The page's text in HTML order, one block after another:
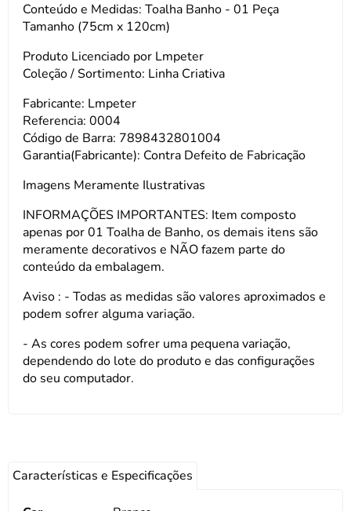
Conteúdo e Medidas: Toalha Banho - 01 Peça
Tamanho (75cm x 120cm)
Produto Licenciado por Lmpeter
Coleção / Sortimento: Linha Criativa
Fabricante: Lmpeter
Referencia: 0004
Código de Barra: 7898432801004
Garantia(Fabricante): Contra Defeito de Fabricação
Imagens Meramente Ilustrativas
INFORMAÇÕES IMPORTANTES: Item composto
apenas por 01 Toalha de Banho, os demais itens são
meramente decorativos e NÃO fazem parte do
conteúdo da embalagem.
Aviso : - Todas as medidas são valores aproximados e
podem sofrer alguma variação.
- As cores podem sofrer uma pequena variação,
dependendo do lote do produto e das configurações
do seu computador.
Características e Especificações